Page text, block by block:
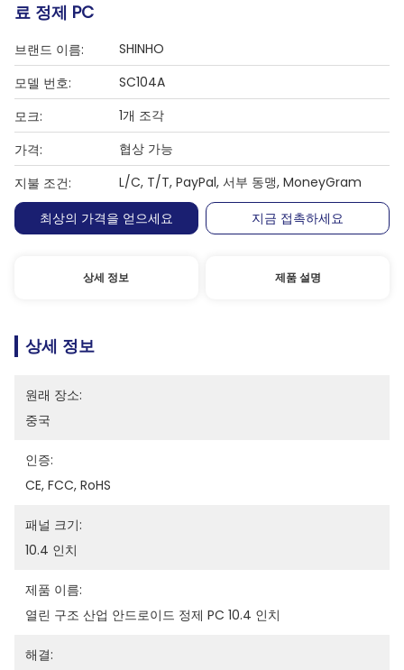
료 정제 PC
브랜드 이름:
SHINHO
모델 번호:
SC104A
모크:
1개 조각
가격:
협상 가능
지불 조건:
L/C, T/T, PayPal, 서부 동맹, MoneyGram
최상의 가격을 얻으세요
지금 접촉하세요
상세 정보 제품 설명
상세 정보
원래 장소:
중국
인증:
CE, FCC, RoHS
패널 크기:
10.4 인치
제품 이름:
열린 구조 산업 안드로이드 정제 PC 10.4 인치
해결: